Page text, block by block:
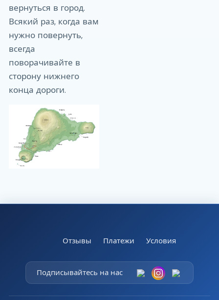
вернуться в город.
Всякий раз, когда вам
нужно повернуть,
всегда
поворачивайте в
сторону нижнего
конца дороги.
Отзывы Платежи Условия
Подписывайтесь на нас